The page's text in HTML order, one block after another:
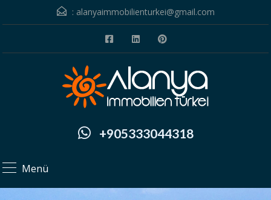
: alanyaimmobilienturkei@gmail.com
+905333044318
Menü